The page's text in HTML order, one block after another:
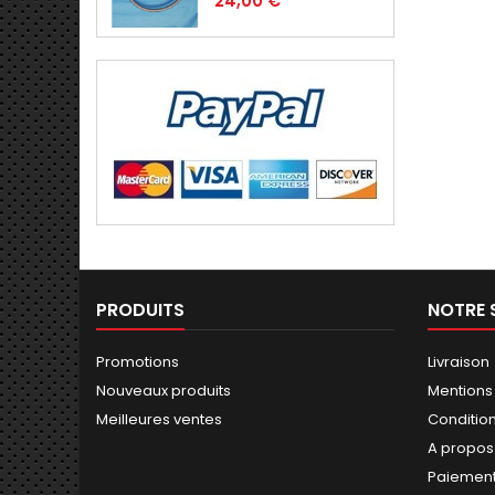
PRODUITS
Promotions
Nouveaux produits
Meilleures ventes
NOTRE
Livraison
A propos